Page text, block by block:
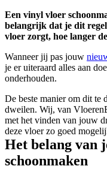
Een vinyl vloer
belangrijk dat je dit
vloer zorgt, hoe langer
Wanneer jij pas jouw
je er uiteraard alles aan
onderhouden.
De beste manier om dit
dweilen. Wij, van
met het vinden van jouw
deze vloer zo goed
Het belang van
schoonmaken